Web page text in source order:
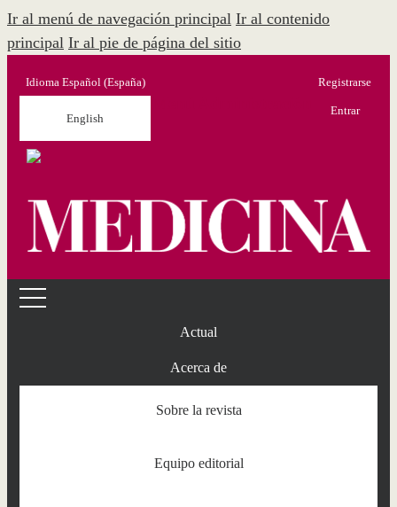
Ir al menú de navegación principal Ir al contenido
principal Ir al pie de página del sitio
Idioma Español (España)
English
Registrarse
Entrar
Actual
Acerca de
Sobre la revista
Equipo editorial